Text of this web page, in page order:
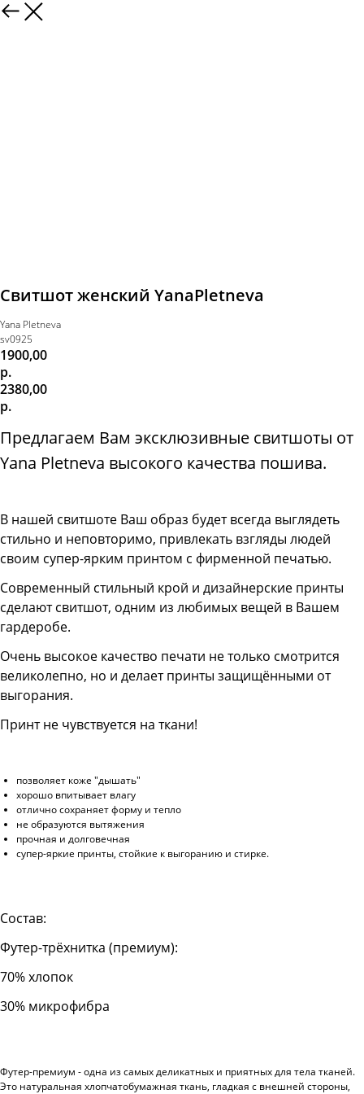
Свитшот женский YanaPletneva
Yana Pletneva
sv0925
1900,00
р.
2380,00
р.
Предлагаем Вам эксклюзивные свитшоты от
Yana Pletneva высокого качества пошива.
В нашей свитшоте Ваш образ будет всегда выглядеть
стильно и неповторимо, привлекать взгляды людей
своим супер-ярким принтом с фирменной печатью.
Современный стильный крой и дизайнерские принты
сделают свитшот, одним из любимых вещей в Вашем
гардеробе.
Очень высокое качество печати не только смотрится
великолепно, но и делает принты защищёнными от
выгорания.
Принт не чувствуется на ткани!
позволяет коже "дышать"
хорошо впитывает влагу
отлично сохраняет форму и тепло
не образуются вытяжения
прочная и долговечная
супер-яркие принты, стойкие к выгоранию и стирке.
Состав:
Футер-трёхнитка (премиум):
70% хлопок
30% микрофибра
Футер-премиум - одна из самых деликатных и приятных для тела тканей.
Это натуральная хлопчатобумажная ткань, гладкая с внешней стороны,